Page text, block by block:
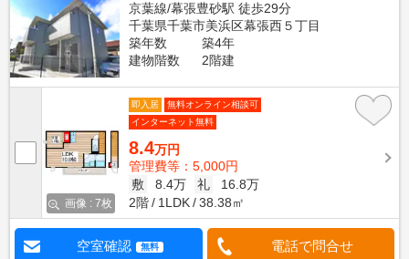
京葉線/幕張豊砂駅 徒歩29分
千葉県千葉市美浜区幕張西５丁目
築年数
築4年
建物階数
2階建
画像 : 7枚
即入居
無料オンライン相談可
インターネット無料
8.4万円
管理費等：5,000円
敷
8.4万 礼
16.8万
2階
1LDK 38.38㎡
空室確認 無料 電話で問合せ